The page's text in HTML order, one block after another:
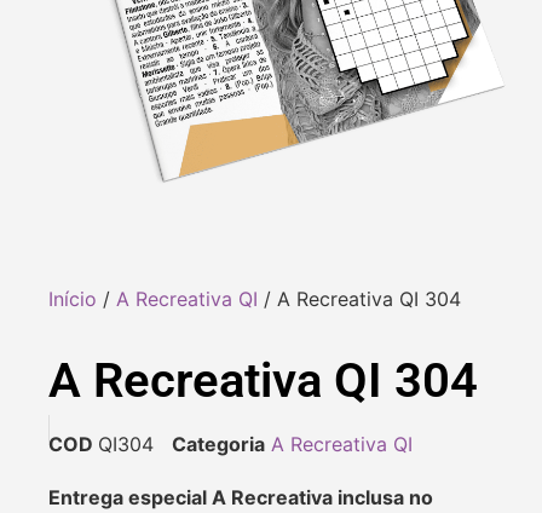
Início / A Recreativa QI / A Recreativa QI 304
A Recreativa QI 304
COD QI304 Categoria A Recreativa QI
Entrega especial A Recreativa inclusa no